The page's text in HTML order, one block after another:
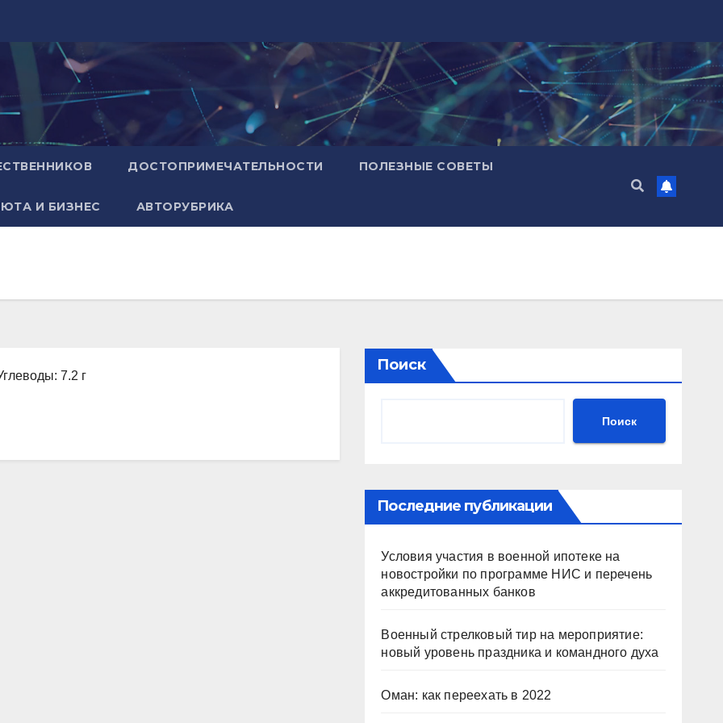
ДОСТОПРИМЕЧАТЕЛЬНОСТИ ПОЛЕЗНЫЕ СОВЕТЫ
И БИЗНЕС АВТОРУБРИКА
7.2 г
Поиск
Поиск
Последние публикации
Условия участия в военной ипотеке на
новостройки по программе НИС и перечень
аккредитованных банков
Военный стрелковый тир на мероприятие:
новый уровень праздника и командного духа
Оман: как переехать в 2022